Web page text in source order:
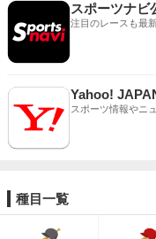
スポーツナビ
注目のレースも最
Yahoo!
スポーツ情報やニ
種目一覧